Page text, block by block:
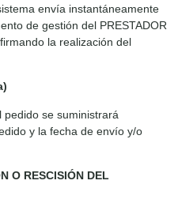
envía instantáneamente
de gestión del PRESTADOR
la realización del
pedido se suministrará
y la fecha de envío y/o
O RESCISIÓN DEL